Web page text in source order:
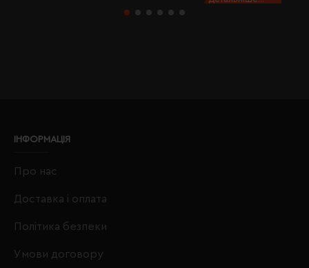
ІНФОРМАЦІЯ
Про нас
Доставка і оплата
Політика безпеки
Умови договору